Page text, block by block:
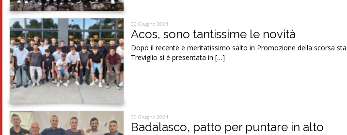
30 Giugno 2024
Acos, sono tantissime le novità
Dopo il recente e meritatissimo salto in Promozione della scorsa
Treviglio si è presentata in […]
30 Giugno 2024
Badalasco, patto per puntare in alto